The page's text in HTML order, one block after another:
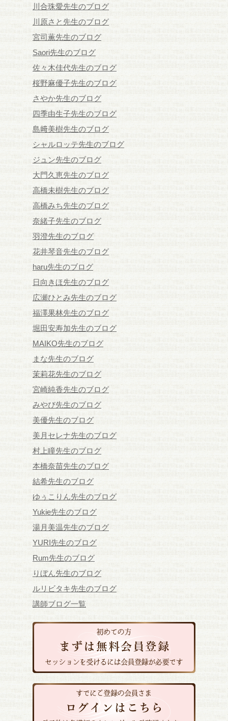
川合珠愛先生のブログ
川原さと先生のブログ
宮司薫先生のブログ
Saori先生のブログ
佐々木佳代先生のブログ
桜野麻優子先生のブログ
さやか先生のブログ
四季由生子先生のブログ
島﨑美樹先生のブログ
シャルロッテ先生のブログ
ジュン先生のブログ
大門久恵先生のブログ
高橋未樹先生のブログ
高橋みち先生のブログ
奈緒子先生のブログ
羽澄先生のブログ
花井琴音先生のブログ
haru先生のブログ
日向きほ先生のブログ
広瀬ひとみ先生のブログ
福澤果林先生のブログ
堀田安寿加先生のブログ
MAIKO先生のブログ
まな先生のブログ
茉莉花先生のブログ
宮崎純香先生のブログ
みやび先生のブログ
美優先生のブログ
美月セレナ先生のブログ
村上瞳先生のブログ
本橋奈苗先生のブログ
結希先生のブログ
ゆぅこりん先生のブログ
Yukie先生のブログ
湯月美温先生のブログ
YURI先生のブログ
Rum先生のブログ
りぼん先生のブログ
ルリビタキ先生のブログ
講師ブログ一覧